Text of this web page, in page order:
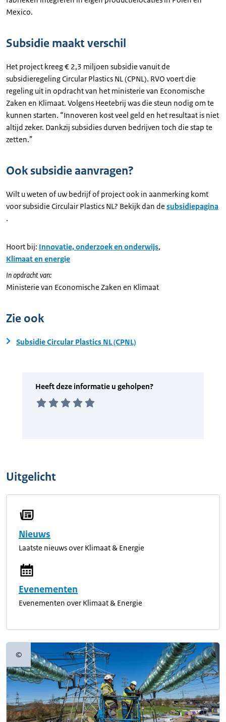
Mexico.
Subsidie maakt verschil
Het project kreeg € 2,3 miljoen subsidie vanuit de
subsidieregeling Circular Plastics NL (CPNL). RVO voert die
regeling uit in opdracht van het ministerie van Economische
Zaken en Klimaat. Volgens Heetebrij was die steun nodig om te
kunnen starten. “Innoveren kost veel geld en het resultaat is niet
altijd zeker. Dankzij subsidies durven bedrijven toch die stap te
zetten.”
Ook subsidie aanvragen?
Wilt u weten of uw bedrijf of project ook in aanmerking komt
voor subsidie Circulair Plastics NL? Bekijk dan de subsidiepagina
.
Hoort bij: Innovatie, onderzoek en onderwijs,
Klimaat en energie
In opdracht van:
Ministerie van Economische Zaken en Klimaat
Zie ook
Subsidie Circular Plastics NL (CPNL)
Uitgelicht
Nieuws
Laatste nieuws over Klimaat & Energie
Evenementen
Evenementen over Klimaat & Energie
©Copyrightinformatie